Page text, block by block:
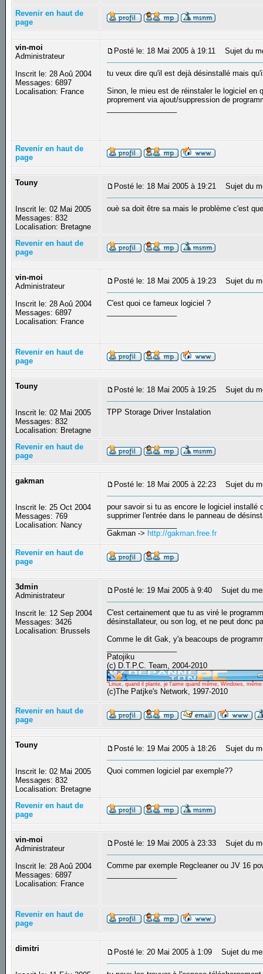
Revenir en haut de
page
vin-moi
Administrateur
Inscrit le: 28 Aoû 2004
Messages: 6897
Localisation: France
Posté le: 18 Mai 2005 à 19:11 Sujet du
tu veux dire qu'il est dejà désinstallé mais
Sinon, le mieu est de réinstaler le logiciel en
proprement via ajout/suppression de
Revenir en haut de
page
Touny
Inscrit le: 02 Mai 2005
Messages: 832
Localisation: Bretagne
Posté le: 18 Mai 2005 à 19:21 Sujet du
ouè sa doit être sa mais le problème c'est
Revenir en haut de
page
vin-moi
Administrateur
Inscrit le: 28 Aoû 2004
Messages: 6897
Localisation: France
Posté le: 18 Mai 2005 à 19:23 Sujet du
C'est quoi ce fameux logiciel ?
Revenir en haut de
page
Touny
Inscrit le: 02 Mai 2005
Messages: 832
Localisation: Bretagne
Posté le: 18 Mai 2005 à 19:25 Sujet du
TPP Storage Driver Instalation
Revenir en haut de
page
gakman
Inscrit le: 25 Oct 2004
Messages: 769
Localisation: Nancy
Posté le: 18 Mai 2005 à 22:23 Sujet du
pour savoir si tu as encore le logiciel installé
supprimer l'entrée dans le panneau de
Gakman -> http://gakman.free.fr
Revenir en haut de
page
3dmin
Administrateur
Inscrit le: 12 Sep 2004
Messages: 3426
Localisation: Brussels
Posté le: 19 Mai 2005 à 9:40 Sujet du
C'est certainement que tu as viré le
désinstallateur, ou son log, et ne peut donc
Comme le dit Gak, y'a beacoups de
Patojiku
(c) D.T.P.C. Team, 2004-2010
"Linux, quand il plante, je l'aime quand même, Windows,
(c)The Patjke's Network, 1997-2010
Revenir en haut de
page
Touny
Inscrit le: 02 Mai 2005
Messages: 832
Localisation: Bretagne
Posté le: 19 Mai 2005 à 18:26 Sujet du
Quoi commen logiciel par exemple??
Revenir en haut de
page
vin-moi
Administrateur
Inscrit le: 28 Aoû 2004
Messages: 6897
Localisation: France
Posté le: 19 Mai 2005 à 23:33 Sujet du
Comme par exemple Regcleaner ou JV 16
Revenir en haut de
page
dimitri Posté le: 20 Mai 2005 à 1:09 Sujet du